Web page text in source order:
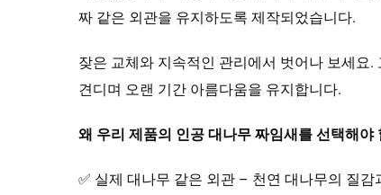
짜 같은 외관을 유지하도록 제작되었습니다.
잦은 교체와 지속적인 관리에서 벗어나 보세요
견디며 오랜 기간 아름다움을 유지합니다.
왜 우리 제품의 인공 대나무 짜임새를 선택해야
✅ 실제 대나무 같은 외관 – 천연 대나무의 질감